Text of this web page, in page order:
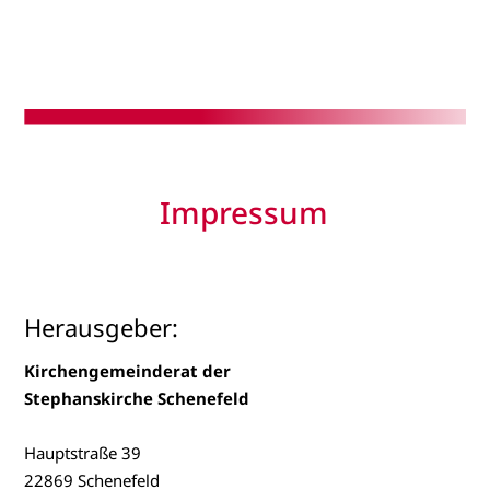
Impressum
Herausgeber:
Kirchengemeinderat der
Stephanskirche Schenefeld
Hauptstraße 39
22869 Schenefeld